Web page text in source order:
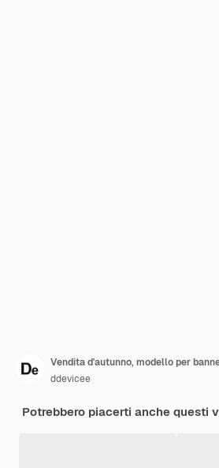
ddevicee
Potrebbero piacerti anche questi